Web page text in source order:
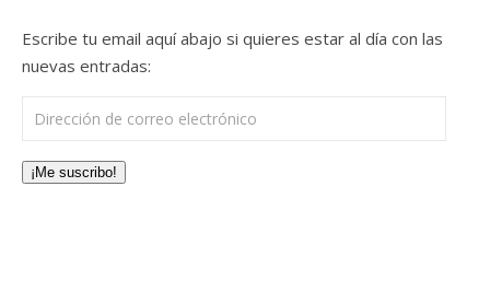
Escribe tu email aquí abajo si quieres estar al día con las
nuevas entradas:
Dirección de correo electrónico
¡Me suscribo!